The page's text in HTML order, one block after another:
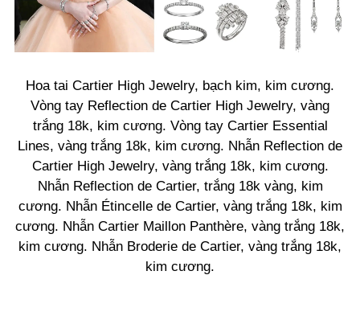
Hoa tai Cartier High Jewelry, bạch kim, kim cương.
Vòng tay Reflection de Cartier High Jewelry, vàng
trắng 18k, kim cương. Vòng tay Cartier Essential
Lines, vàng trắng 18k, kim cương. Nhẫn Reflection de
Cartier High Jewelry, vàng trắng 18k, kim cương.
Nhẫn Reflection de Cartier, trắng 18k vàng, kim
cương. Nhẫn Étincelle de Cartier, vàng trắng 18k, kim
cương. Nhẫn Cartier Maillon Panthère, vàng trắng 18k,
kim cương. Nhẫn Broderie de Cartier, vàng trắng 18k,
kim cương.